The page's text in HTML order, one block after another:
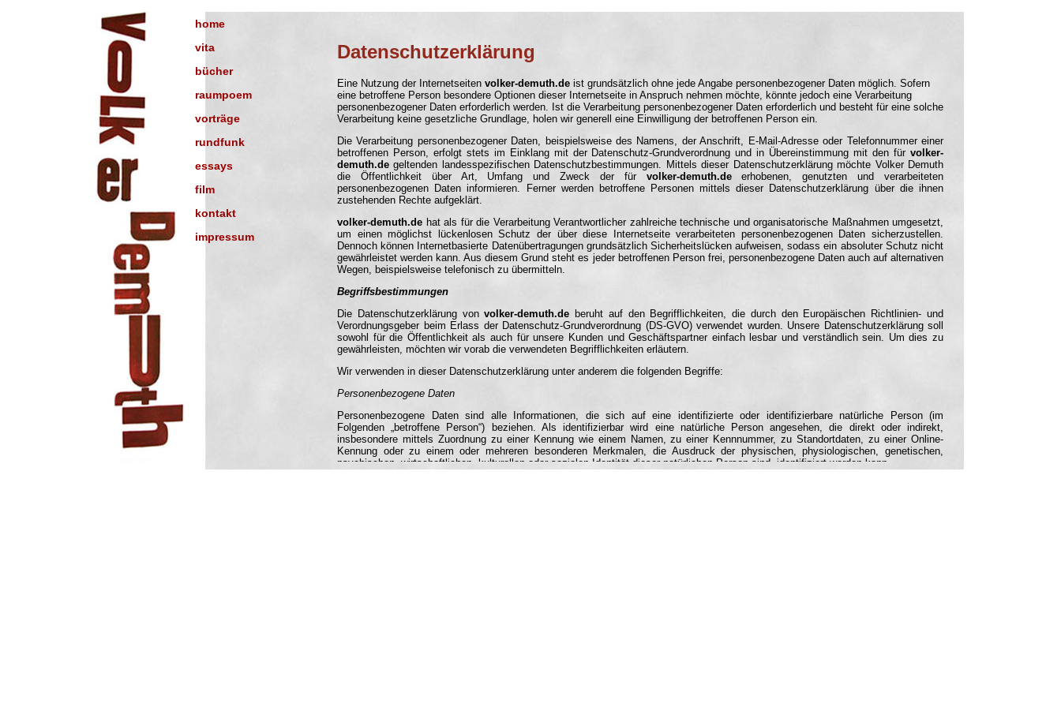
function MM_preloadImages() { //v3.0 var d=document; if(d.images){ if(!d.MM_p) d.MM_p=new Array(); var i,j=d.MM_p.length,a=MM_preloadImages.arguments; for(i=0; i }
home
vita
bücher
raumpoem
vorträge
rundfunk
essays
film
kontakt
impressum
Datenschutzerklärung
Eine Nutzung der Internetseiten volker-demuth.de ist grundsätzlich ohne jede Angabe personenbezogener Daten möglich. Sofern
eine betroffene Person besondere Optionen dieser Internetseite in Anspruch nehmen möchte, könnte jedoch eine Verarbeitung
personenbezogener Daten erforderlich werden. Ist die Verarbeitung personenbezogener Daten erforderlich und besteht für eine solche
Verarbeitung keine gesetzliche Grundlage, holen wir generell eine Einwilligung der betroffenen Person ein.
Die Verarbeitung personenbezogener Daten, beispielsweise des Namens, der Anschrift, E-Mail-Adresse oder Telefonnummer einer
betroffenen Person, erfolgt stets im Einklang mit der Datenschutz-Grundverordnung und in Übereinstimmung mit den für volker-
demuth.de geltenden landesspezifischen Datenschutzbestimmungen. Mittels dieser Datenschutzerklärung möchte Volker Demuth
die Öffentlichkeit über Art, Umfang und Zweck der für volker-demuth.deerhobenen, genutzten und verarbeiteten
personenbezogenen Daten informieren. Ferner werden betroffene Personen mittels dieser Datenschutzerklärung über die ihnen
zustehenden Rechte aufgeklärt.
volker-demuth.de hat als für die Verarbeitung Verantwortlicher zahlreiche technische und organisatorische Maßnahmen umgesetzt,
um einen möglichst lückenlosen Schutz der über diese Internetseite verarbeiteten personenbezogenen Daten sicherzustellen.
Dennoch können Internetbasierte Datenübertragungen grundsätzlich Sicherheitslücken aufweisen, sodass ein absoluter Schutz nicht
gewährleistet werden kann. Aus diesem Grund steht es jeder betroffenen Person frei, personenbezogene Daten auch auf alternativen
Wegen, beispielsweise telefonisch zu übermitteln.
Begriffsbestimmungen
Die Datenschutzerklärung vonvolker-demuth.de beruht auf den Begrifflichkeiten, die durch den Europäischen Richtlinien- und
Verordnungsgeber beim Erlass der Datenschutz-Grundverordnung (DS-GVO) verwendet wurden. Unsere Datenschutzerklärung soll
sowohl für die Öffentlichkeit als auch für unsere Kunden und Geschäftspartner einfach lesbar und verständlich sein. Um dies zu
gewährleisten, möchten wir vorab die verwendeten Begrifflichkeiten erläutern.
Wir verwenden in dieser Datenschutzerklärung unter anderem die folgenden Begriffe:
Personenbezogene Daten
Personenbezogene Daten sind alle Informationen, die sich auf eine identifizierte oder identifizierbare natürliche Person (im
Folgenden „betroffene Person“) beziehen. Als identifizierbar wird eine natürliche Person angesehen, die direkt oder indirekt,
insbesondere mittels Zuordnung zu einer Kennung wie einem Namen, zu einer Kennnummer, zu Standortdaten, zu einer Online-
Kennung oder zu einem oder mehreren besonderen Merkmalen, die Ausdruck der physischen, physiologischen, genetischen,
psychischen, wirtschaftlichen, kulturellen oder sozialen Identität dieser natürlichen Person sind, identifiziert werden kann.